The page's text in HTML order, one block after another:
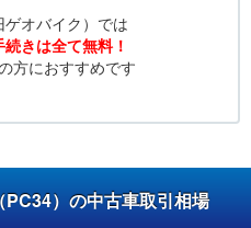
オバイク）では
きは全て無料！
方におすすめです
PC34）の中古車取引相場